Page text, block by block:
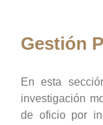
Gestión
En esta
investigación
de oficio por